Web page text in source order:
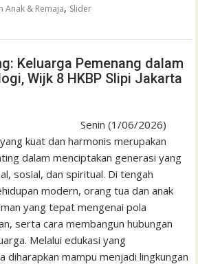
Anak & Remaja, Slider
Keluarga Pemenang dalam
Wijk 8 HKBP Slipi Jakarta
Senin (1/06/2026)
kuat dan harmonis merupakan
dalam menciptakan generasi yang
sosial, dan spiritual. Di tengah
modern, orang tua dan anak
yang tepat mengenai pola
serta cara membangun hubungan
Melalui edukasi yang
diharapkan mampu menjadi lingkungan